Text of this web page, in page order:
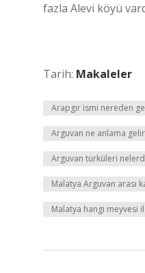
fazla Alevi köyü
Tarih: Makaleler
Arapgir ismi nereden
Arguvan ne anlama gelir
Arguvan türküleri
Malatya Arguvan arası
Malatya hangi meyvesi